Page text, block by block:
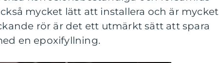
mycket lätt att installera och är mycket
rör är det ett utmärkt sätt att spara
en epoxifyllning.